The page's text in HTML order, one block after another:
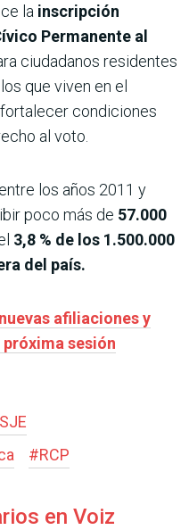
la inscripción
Permanente al
ciudadanos residentes
que viven en el
condiciones
al voto.
los años 2011 y
poco más de 57.000
3,8 % de los 1.500.000
del país.
afiliaciones y
sesión
#RCP
en Voiz